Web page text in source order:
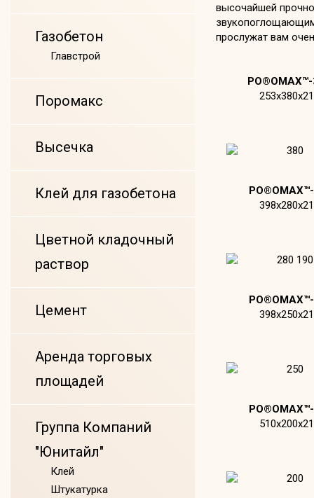
высочайшей
прослужат вам
Газобетон
Главстрой
Поромакс
Высечка
Клей для газобетона
Цветной кладочный
раствор
Цемент
Аренда торговых
площадей
Группа Компаний
"Юнитайл"
Клей
Штукатурка